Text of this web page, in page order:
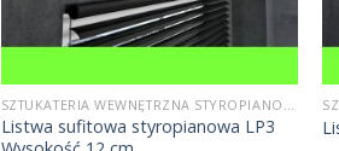
SZTUKATERIA WEWNĘTRZNA STYROPIANOWA
Listwa sufitowa styropianowa LP3